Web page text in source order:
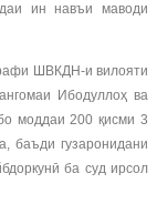
ин навъи маводи
ШВКДН-и вилояти
Ибодуллоҳ ва
моддаи 200 қисми 3
баъди гузаронидани
ба суд ирсол